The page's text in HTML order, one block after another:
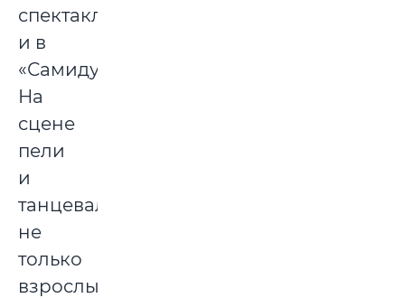
спектаклях,
и в
«Самидурах».
На
сцене
пели
и
танцевали
не
только
взрослые